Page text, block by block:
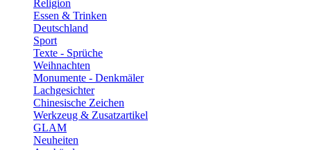
Religion
Essen & Trinken
Deutschland
Sport
Texte - Sprüche
Weihnachten
Monumente - Denkmäler
Lachgesichter
Chinesische Zeichen
Werkzeug & Zusatzartikel
GLAM
Neuheiten